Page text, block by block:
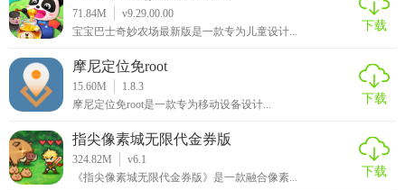
71.84M
v9.29.00.00
宝宝巴士奇妙农场最新版是一款专为儿童设计...
下载
摩尼定位免root
15.60M
1.8.3
摩尼定位免root是一款专为移动设备设计...
下载
指尖像素城无限代金券版
324.82M
v6.1
《指尖像素城无限代金券版》是一款融合像素...
下载